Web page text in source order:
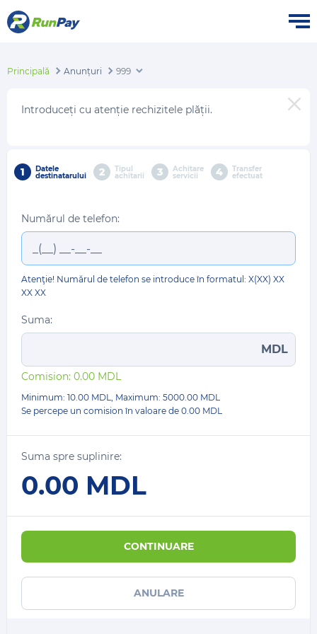
Principală Anunțuri 999
1 Datele
destinatarului 2 Tipul
achitarii 3 Achitare
servicii 4 Transfer
efectuat
Numărul de telefon:
Atenţie! Numărul de telefon se introduce în formatul: X(XX) XX
XX XX
Suma:
MDL
Comision: 0.00 MDL
Minimum: 10.00 MDL, Maximum: 5000.00 MDL
Se percepe un comision în valoare de 0.00 MDL
Suma spre suplinire:
0.00 MDL
CONTINUARE
ANULARE
Introduceți cu atenție rechizitele plății.